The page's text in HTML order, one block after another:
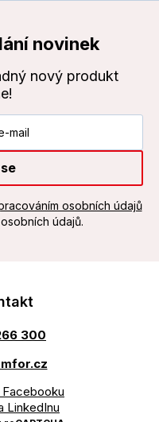
novinek
nový produkt
osobních údajů
údajů.
300
Facebooku
LinkedInu